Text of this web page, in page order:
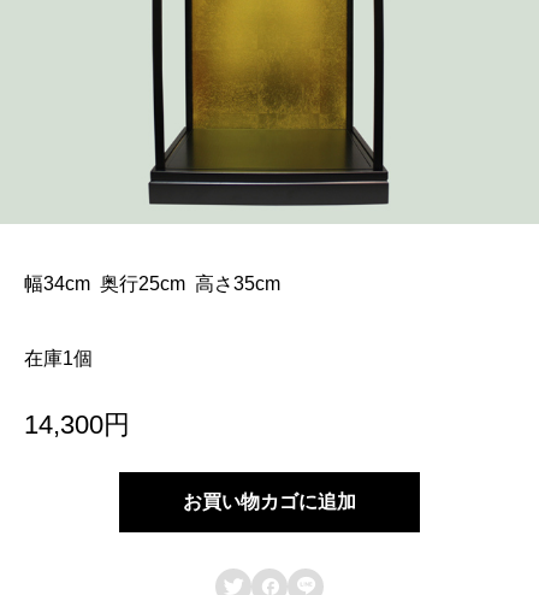
幅34cm 奥行25cm 高さ35cm
在庫1個
ケ
14,300円
お買い物カゴに追加
  